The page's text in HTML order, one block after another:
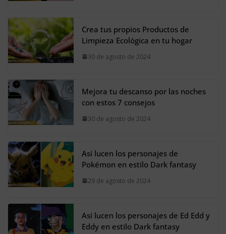
Crea tus propios Productos de
Limpieza Ecológica en tu hogar
30 de agosto de 2024
Mejora tu descanso por las noches
con estos 7 consejos
30 de agosto de 2024
Así lucen los personajes de
Pokémon en estilo Dark fantasy
29 de agosto de 2024
Así lucen los personajes de Ed Edd y
Eddy en estilo Dark fantasy